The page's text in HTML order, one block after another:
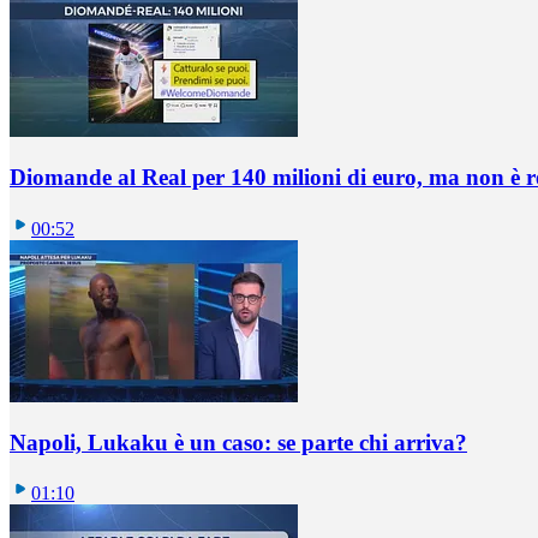
Diomande al Real per 140 milioni di euro, ma non è
00:52
Napoli, Lukaku è un caso: se parte chi arriva?
01:10